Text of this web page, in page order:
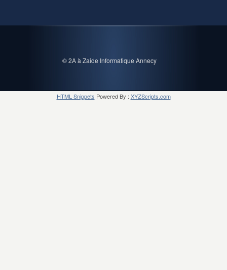
© 2A à Zaide Informatique Annecy
HTML Snippets Powered By : XYZScripts.com